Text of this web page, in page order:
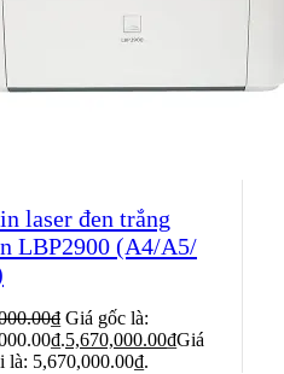
laser đen trắng
LBP2900 (A4/A5/
₫ Giá gốc là:
5,670,000.00₫Giá
là: 5,670,000.00₫.